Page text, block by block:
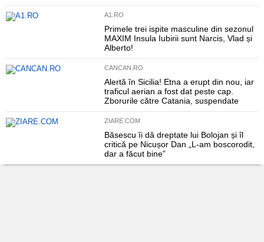
A1.RO
Primele trei ispite masculine din sezonul
MAXIM Insula Iubirii sunt Narcis, Vlad și
Alberto!
CANCAN.RO
Alertă în Sicilia! Etna a erupt din nou, iar
traficul aerian a fost dat peste cap.
Zborurile către Catania, suspendate
ZIARE.COM
Băsescu îi dă dreptate lui Bolojan și îl
critică pe Nicușor Dan „L-am boscorodit,
dar a făcut bine”